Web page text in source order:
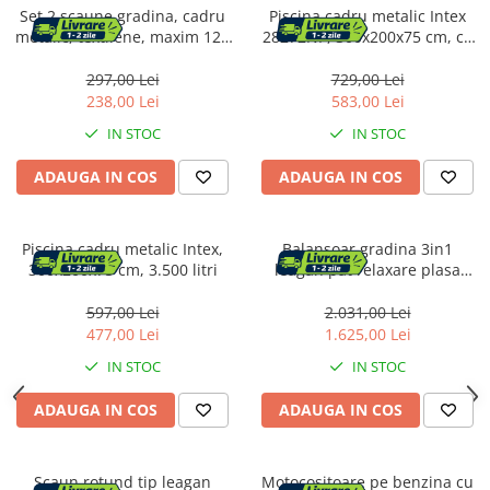
Oglinzi baie
Accesorii baie
Cuiere si suporturi prosoape
Accesorii cada
Accesorii lavoare
Cosuri de rufe
Suporturi si accesorii de baie
Prelate
Gratare si accesorii
Gratare de gradina
Accesorii instalatii sanitare
Set 2 scaune gradina, cadru
metalic, textilene, maxim 120
297,00 Lei
238,00 Lei
IN STOC
ADAUGA IN COS
Piscina cadru metalic Intex
28272NP, 300x200x75 cm, cu
729,00 Lei
583,00 Lei
IN STOC
ADAUGA IN COS
Piscina cadru metalic Intex,
300x200x75 cm, 3.500 litri
597,00 Lei
477,00 Lei
IN STOC
ADAUGA IN COS
Balansoar gradina 3in1
leagan pat relaxare plasa
gri si maro
2.031,00 Lei
1.625,00 Lei
IN STOC
ADAUGA IN COS
Scaun rotund tip leagan Motocositoare pe benzina cu